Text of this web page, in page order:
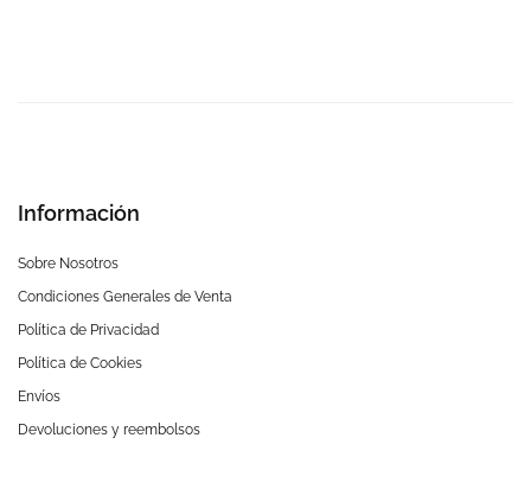
Información
Sobre Nosotros
Condiciones Generales de Venta
Política de Privacidad
Política de Cookies
Envíos
Devoluciones y reembolsos